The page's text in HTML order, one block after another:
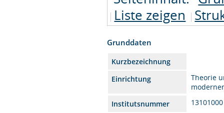
Liste zeigen
Grunddaten
Kurzbezeichnung
Einrichtung
Theorie
Institutsnummer
13101000